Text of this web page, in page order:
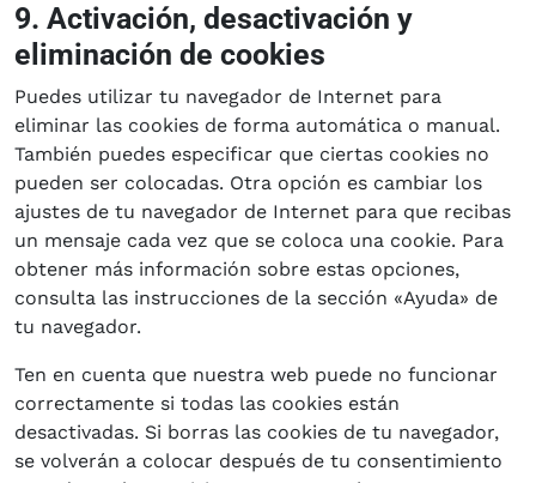
9. Activación, desactivación y
eliminación de cookies
Puedes utilizar tu navegador de Internet para
eliminar las cookies de forma automática o manual.
También puedes especificar que ciertas cookies no
pueden ser colocadas. Otra opción es cambiar los
ajustes de tu navegador de Internet para que recibas
un mensaje cada vez que se coloca una cookie. Para
obtener más información sobre estas opciones,
consulta las instrucciones de la sección «Ayuda» de
tu navegador.
Ten en cuenta que nuestra web puede no funcionar
correctamente si todas las cookies están
desactivadas. Si borras las cookies de tu navegador,
se volverán a colocar después de tu consentimiento